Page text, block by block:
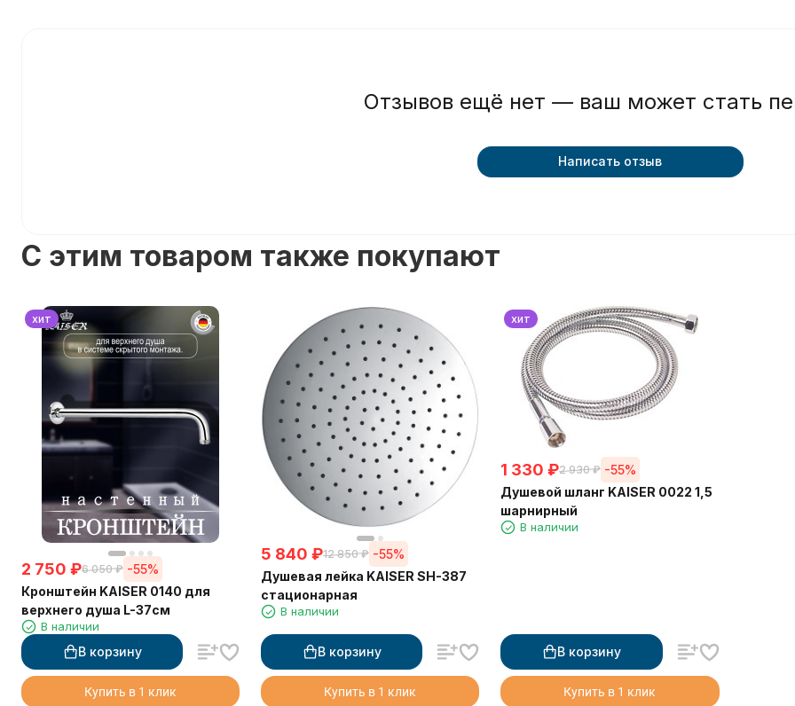
Отзывов ещё нет — ваш может стать
Написать отзыв
C этим товаром также покупают
хит
2 750 ₽6 050 ₽ -55%
Кронштейн KAISER 0140 для
верхнего душа L-37см
В наличии
В корзину
Купить в 1 клик
5 840 ₽12 850 ₽ -55%
Душевая лейка KAISER SH-387
стационарная
В наличии
В корзину
Купить в 1 клик
хит
1 330 ₽2 930 ₽ -55%
Душевой шланг KAISER 0022 1,5
шарнирный
В наличии
В корзину
Купить в 1 клик